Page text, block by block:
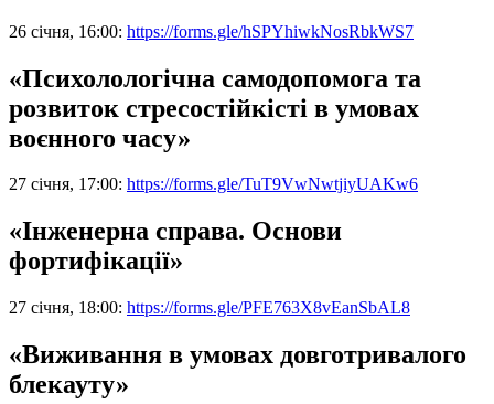
26 січня, 16:00: https://forms.gle/hSPYhiwkNosRbkWS7
«Психолологічна самодопомога та
розвиток стресостійкісті в умовах
воєнного часу»
27 січня, 17:00: https://forms.gle/TuT9VwNwtjiyUAKw6
«Інженерна справа. Основи
фортифікації»
27 січня, 18:00: https://forms.gle/PFE763X8vEanSbAL8
«Виживання в умовах довготривалого
блекауту»